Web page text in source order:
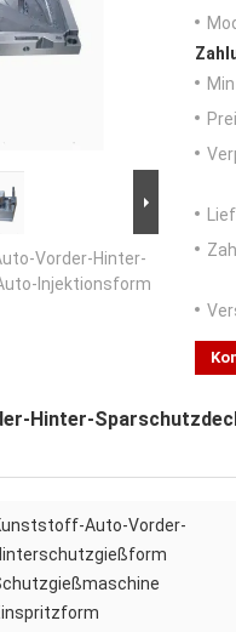
Vorder-Hinter-
Injektionsform
Hinter-
Auto-Vorder-